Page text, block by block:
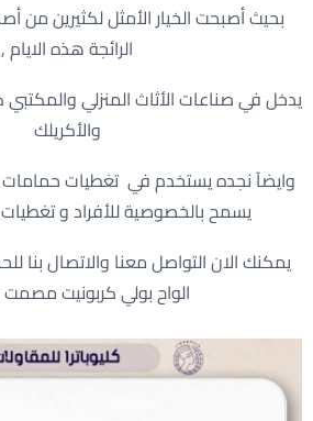
بحيث أصبحت الخيار الأمثل لكثيرين من
الرائجة هذه الايام ,
يدخل في صناعات الأثاث المنزلي
والأكريلك
وايضآ نجده يستخدم في تغطيات حمامات
يسمح بالخصوصية للأفراد و تغطيات
يمكنك الان التواصل معنا والاتصال بنا
الواح بولي كربونيت